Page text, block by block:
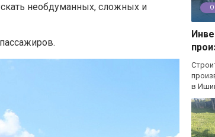
необдуманных, сложных и
в